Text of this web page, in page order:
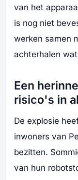
van het
is nog niet
werken samen
achterhalen
Een
risico's in
De explosie
inwoners van
bezitten.
van hun